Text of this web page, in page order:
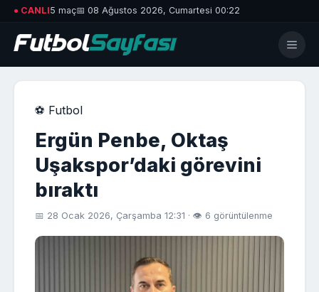
● CANLI5 maç📅 08 Ağustos 2026, Cumartesi 00:22
⚽ Futbol
Ergün Penbe, Oktaş
Uşakspor’daki görevini
bıraktı
📅 28 Ocak 2026, Çarşamba 12:31 · 👁 6 görüntülenme